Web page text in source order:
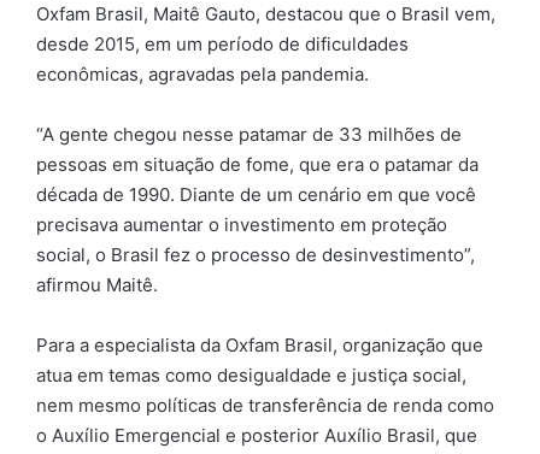
Oxfam Brasil, Maitê Gauto, destacou que o Brasil vem,
desde 2015, em um período de dificuldades
econômicas, agravadas pela pandemia.
“A gente chegou nesse patamar de 33 milhões de
pessoas em situação de fome, que era o patamar da
década de 1990. Diante de um cenário em que você
precisava aumentar o investimento em proteção
social, o Brasil fez o processo de desinvestimento”,
afirmou Maitê.
Para a especialista da Oxfam Brasil, organização que
atua em temas como desigualdade e justiça social,
nem mesmo políticas de transferência de renda como
o Auxílio Emergencial e posterior Auxílio Brasil, que